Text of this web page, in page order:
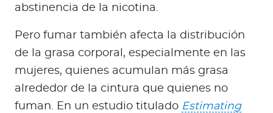
abstinencia de la nicotina.
Pero fumar también afecta la distribución
de la grasa corporal, especialmente en las
mujeres, quienes acumulan más grasa
alrededor de la cintura que quienes no
fuman. En un estudio titulado Estimating